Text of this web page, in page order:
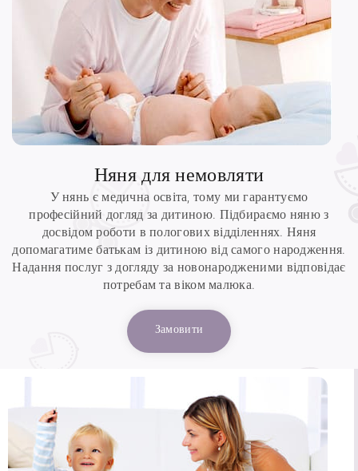
Няня для немовляти
У нянь є медична освіта, тому ми гарантуємо
професійний догляд за дитиною. Підбираємо няню з
досвідом роботи в пологових відділеннях. Няня
допомагатиме батькам із дитиною від самого народження.
Надання послуг з догляду за новонародженими відповідає
потребам та віком малюка.
Замовити